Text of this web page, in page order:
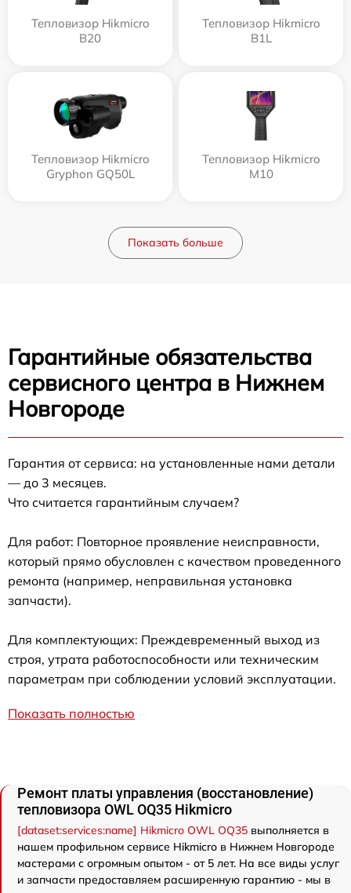
Тепловизор Hikmicro
B20
Тепловизор Hikmicro
B1L
Тепловизор Hikmicro
Gryphon GQ50L
Тепловизор Hikmicro
M10
Показать больше
Гарантийные обязательства
сервисного центра в Нижнем
Новгороде
Гарантия от сервиса: на установленные нами детали
— до 3 месяцев.
Что считается гарантийным случаем?
Для работ: Повторное проявление неисправности,
который прямо обусловлен с качеством проведенного
ремонта (например, неправильная установка
запчасти).
Для комплектующих: Преждевременный выход из
строя, утрата работоспособности или техническим
параметрам при соблюдении условий эксплуатации.
Показать полностью
Ремонт платы управления (восстановление)
тепловизора OWL OQ35 Hikmicro
[dataset:services:name] Hikmicro OWL OQ35 выполняется в
нашем профильном сервисе Hikmicro в Нижнем Новгороде
мастерами с огромным опытом - от 5 лет. На все виды услуг
и запчасти предоставляем расширенную гарантию - мы в